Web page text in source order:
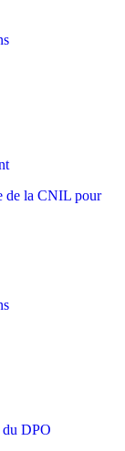
de la CNIL pour
du DPO